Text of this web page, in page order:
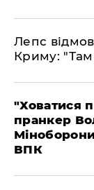
Лепс
Криму:
"Ховатися
пранкер
ВПК